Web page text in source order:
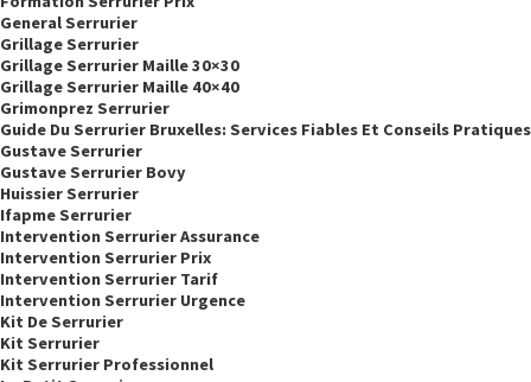
General Serrurier
Grillage Serrurier
Grillage Serrurier Maille 30×30
Grillage Serrurier Maille 40×40
Grimonprez Serrurier
Guide Du Serrurier Bruxelles: Services Fiables Et Conseils Pratiques
Gustave Serrurier
Gustave Serrurier Bovy
Huissier Serrurier
Ifapme Serrurier
Intervention Serrurier Assurance
Intervention Serrurier Prix
Intervention Serrurier Tarif
Intervention Serrurier Urgence
Kit De Serrurier
Kit Serrurier
Kit Serrurier Professionnel